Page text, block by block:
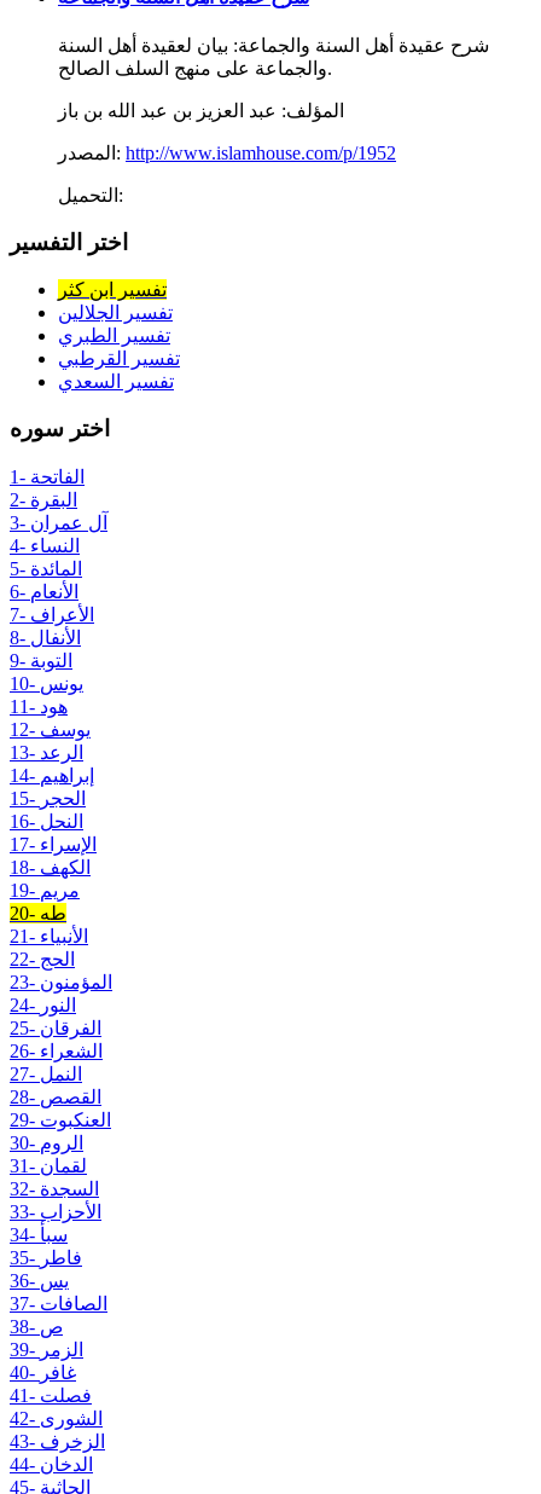
شرح عقيدة أهل السنة والجماعة: بيان لعقيدة أهل السنة
والجماعة على منهج السلف الصالح.
المؤلف: عبد العزيز بن عبد الله بن باز
المصدر: http://www.islamhouse.com/p/1952
التحميل:
اختر التفسير
تفسير ابن كثر
تفسير الجلالين
تفسير الطبري
تفسير القرطبي
تفسير السعدي
اختر سوره
1- الفاتحة
2- البقرة
3- آل عمران
4- النساء
5- المائدة
6- الأنعام
7- الأعراف
8- الأنفال
9- التوبة
10- يونس
11- هود
12- يوسف
13- الرعد
14- إبراهيم
15- الحجر
16- النحل
17- الإسراء
18- الكهف
19- مريم
20- طه
21- الأنبياء
22- الحج
23- المؤمنون
24- النور
25- الفرقان
26- الشعراء
27- النمل
28- القصص
29- العنكبوت
30- الروم
31- لقمان
32- السجدة
33- الأحزاب
34- سبأ
35- فاطر
36- يس
37- الصافات
38- ص
39- الزمر
40- غافر
41- فصلت
42- الشورى
43- الزخرف
44- الدخان
45- الجاثية